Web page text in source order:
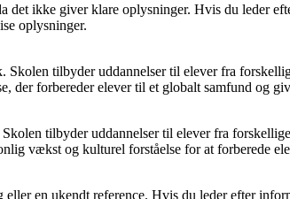
ikke giver klare oplysninger. Hvis du leder
oplysninger.
tilbyder uddannelser til elever fra
forbereder elever til et globalt samfund og
tilbyder uddannelser til elever fra
vækst og kulturel forståelse for at forberede
en ukendt reference. Hvis du leder efter